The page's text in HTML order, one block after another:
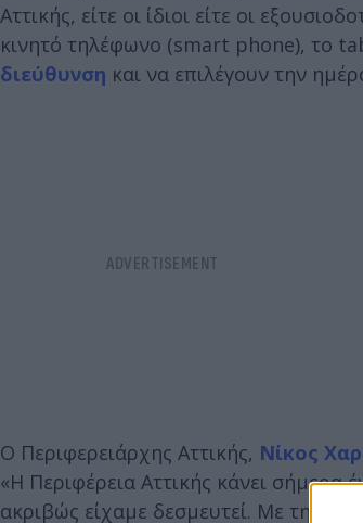
Αττικής, είτε οι ίδιοι είτε οι
κινητό τηλέφωνο (smart phone), το
διεύθυνση και να επιλέγουν την
Ο Περιφερειάρχης Αττικής, Νίκος
«Η Περιφέρεια Αττικής κάνει
ακριβώς είχαμε δεσμευτεί. Με την